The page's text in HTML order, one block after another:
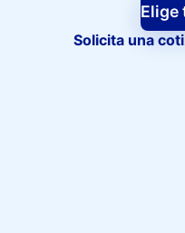
Elige
Solicita una